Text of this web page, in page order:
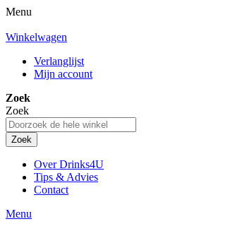
Menu
Winkelwagen
Verlanglijst
Mijn account
Zoek
Zoek
Zoek
Over Drinks4U
Tips & Advies
Contact
Menu